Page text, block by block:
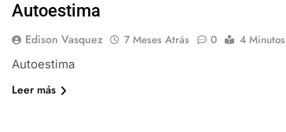
Autoestima
Edison Vasquez 7 Meses Atrás 0
4 Minutos
Autoestima
Leer más